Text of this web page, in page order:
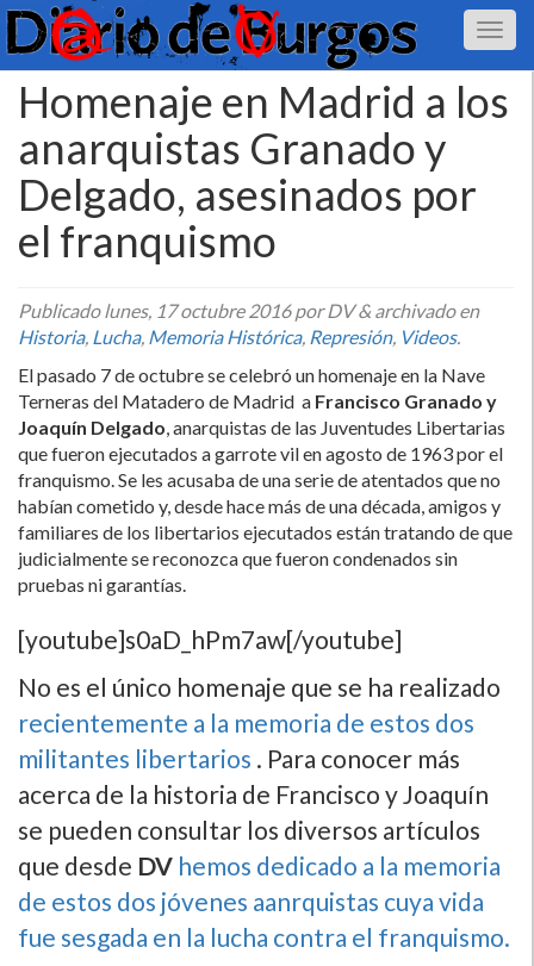
Homenaje en Madrid a los
anarquistas Granado y
Delgado, asesinados por
el franquismo
Publicadolunes, 17 octubre 2016por DV&archivado en
Historia, Lucha, Memoria Histórica, Represión, Videos.
El pasado 7 de octubre se celebró un homenaje en la Nave
Terneras del Matadero de Madrid a Francisco Granado y
Joaquí­n Delgado, anarquistas de las Juventudes Libertarias
que fueron ejecutados a garrote vil en agosto de 1963 por el
franquismo. Se les acusaba de una serie de atentados que no
habí­an cometido y, desde hace más de una década, amigos y
familiares de los libertarios ejecutados están tratando de que
judicialmente se reconozca que fueron condenados sin
pruebas ni garantí­as.
[youtube]s0aD_hPm7aw[/youtube]
No es el único homenaje que se ha realizado
recientemente a la memoria de estos dos
militantes libertarios . Para conocer más
acerca de la historia de Francisco y Joaquí­n
se pueden consultar los diversos artí­culos
que desde DV hemos dedicado a la memoria
de estos dos jóvenes aanrquistas cuya vida
fue sesgada en la lucha contra el franquismo.